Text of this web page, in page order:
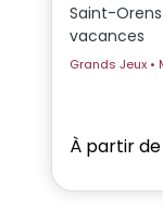
Saint-
vacances
À partir de